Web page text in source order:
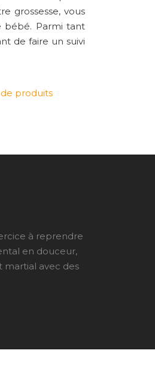
grossesse, vous
bébé. Parmi tant
de faire un suivi
produits
à reprendre
en douceur,
martial avec des